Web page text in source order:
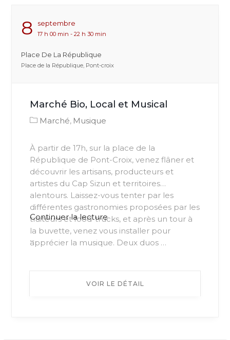
8 Septembre
17 h 00 min - 22 h 30 min
Place De La République
Place de la République, Pont-croix
Marché Bio, Local et Musical
Marché Musique
À partir de 17h, sur la place de la
République de Pont-Croix, venez flâner et
découvrir les artisans, producteurs et
artistes du Cap Sizun et territoires
alentours. Laissez-vous tenter par les
différentes gastronomies proposées par les
traiteurs et food-trucks, et après un tour à
la buvette, venez vous installer pour
apprécier la musique. Deux duos …
Continuer la lecturede
« Test »
...
VOIR LE DÉTAIL